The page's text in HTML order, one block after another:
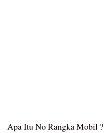
Apa Itu No Rangka Mobil ?